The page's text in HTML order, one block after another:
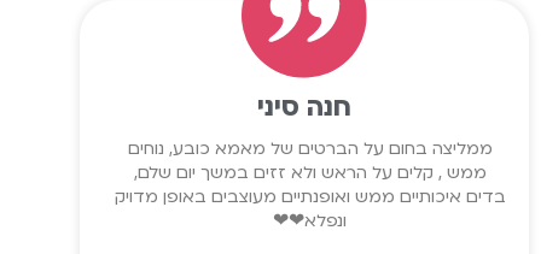
חנה סיני
ממליצה בחום על הברטים של מאמא כובע, נוחים
ממש , קלים על הראש ולא זזים במשך יום שלם,
בדים איכותיים ממש ואופנתיים מעוצבים באופן מדויק
ונפלא❤❤